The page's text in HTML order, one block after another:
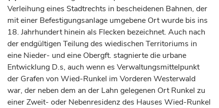
Verleihung eines Stadtrechts in bescheidenen Bahnen, der
mit einer Befestigungsanlage umgebene Ort wurde bis ins
18. Jahrhunderthinein als Flecken bezeichnet. Auch nach
der endgültigen Teilung des wiedischen Territoriums in
eine Nieder- und eine Obergft. stagnierte die urbane
Entwicklung D.s, auch wenn es Verwaltungsmittelpunkt
der Grafen von Wied-Runkel im Vorderen Westerwald
war, der neben dem an der Lahn gelegenen OrtRunkel zu
einer Zweit- oder Nebenresidenz des Hauses Wied-Runkel